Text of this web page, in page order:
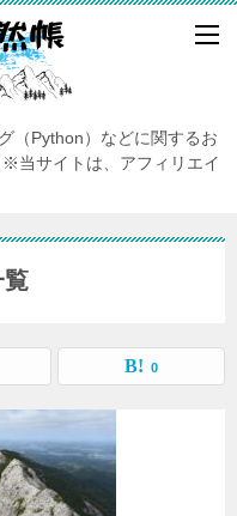
（Python）などに関するお
※当サイトは、アフィリエイ
覧
0